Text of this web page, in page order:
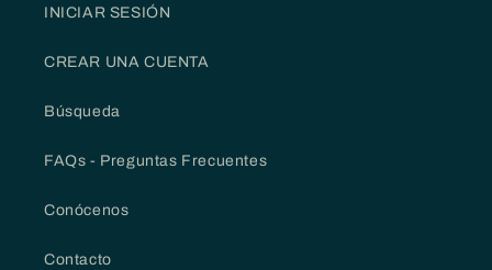
INICIAR SESIÓN
CREAR UNA CUENTA
Búsqueda
FAQs - Preguntas Frecuentes
Conócenos
Contacto